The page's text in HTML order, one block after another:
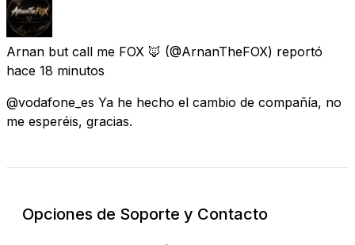
Arnan but call me FOX 🦊 (@ArnanTheFOX) reportó
hace 18 minutos
@vodafone_es Ya he hecho el cambio de compañía, no
me esperéis, gracias.
Opciones de Soporte y Contacto